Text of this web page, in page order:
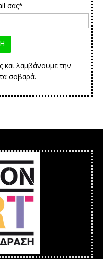
σας*
και λαμβάνουμε την
σοβαρά.